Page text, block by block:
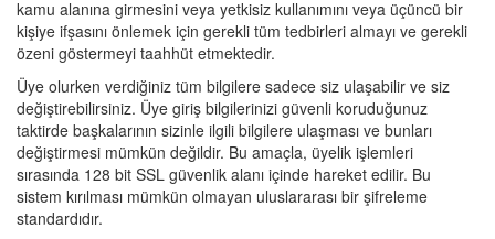
kamu alanına girmesini veya yetkisiz kullanımını veya üçüncü bir
kişiye ifşasını önlemek için gerekli tüm tedbirleri almayı ve gerekli
özeni göstermeyi taahhüt etmektedir.
Üye olurken verdiğiniz tüm bilgilere sadece siz ulaşabilir ve siz
değiştirebilirsiniz. Üye giriş bilgilerinizi güvenli koruduğunuz
taktirde başkalarının sizinle ilgili bilgilere ulaşması ve bunları
değiştirmesi mümkün değildir. Bu amaçla, üyelik işlemleri
sırasında 128 bit SSL güvenlik alanı içinde hareket edilir. Bu
sistem kırılması mümkün olmayan uluslararası bir şifreleme
standardıdır.